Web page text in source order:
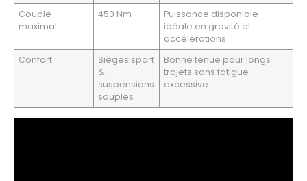
Couple
maximal
450 Nm
Puissance disponible
idéale en gravité et
accélérations
Confort
Sièges sport
&
suspensions
souples
Bonne tenue pour longs
trajets sans fatigue
excessive